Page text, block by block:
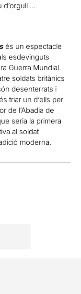
d’orgull …
és un espectacle
esdevinguts
Guerra Mundial.
soldats britànics
desenterrats i
triar un d’ells per
de l’Abadia de
seria la primera
al soldat
moderna.